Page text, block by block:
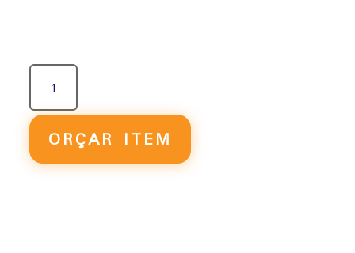
VÁLVULA
ESFERA
TRIPARTIDA
EM
AÇO
INOX
ORÇAR ITEM